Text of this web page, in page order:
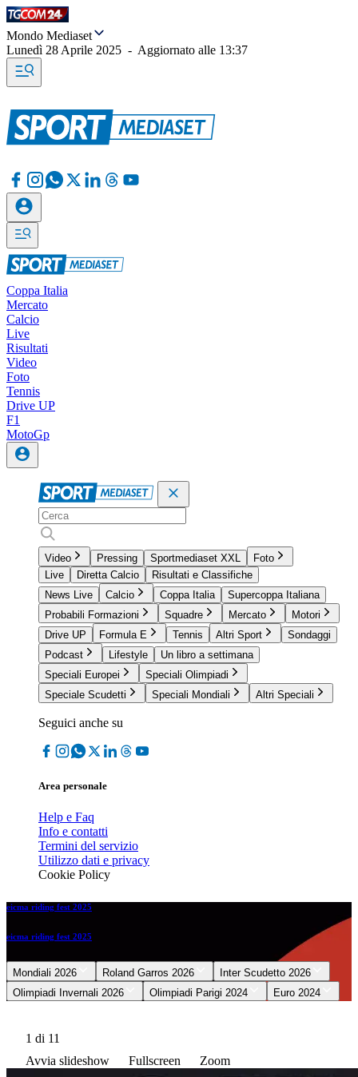
Mondo Mediaset
Lunedì 28 Aprile 2025 - Aggiornato alle 13:37
Coppa Italia
Mercato
Calcio
Live
Risultati
Video
Foto
Tennis
Drive UP
F1
MotoGp
Video Pressing Sportmediaset XXL
Foto
Live
Diretta Calcio
Risultati e Classifiche
News Live
Calcio Coppa Italia
Supercoppa Italiana
Probabili Formazioni
Squadre Mercato
Motori
Drive UP
Formula E Tennis Altri Sport
Sondaggi
Podcast
Lifestyle
Un libro a settimana
Speciali Europei
Speciali Olimpiadi
Speciale Scudetti
Speciali Mondiali Altri Speciali
Seguici anche su
Area personale
Help e Faq
Info e contatti
Termini del servizio
Utilizzo dati e privacy
Cookie Policy
eicma riding fest 2025
eicma riding fest 2025
Mondiali 2026 Roland Garros 2026
Inter Scudetto 2026
Olimpiadi Invernali 2026
Olimpiadi Parigi 2024 Euro 2024
1 di 11
Avvia slideshow
Fullscreen Zoom